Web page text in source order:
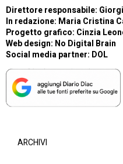
Direttore responsabile:
In redazione: Maria Cristina
Progetto grafico: Cinzia
Web design: No Digital Brain
Social media partner: DOL
ARCHIVI